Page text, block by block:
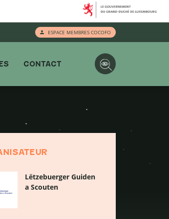
ESPACE MEMBRES COCOFO
CONTACT
Lëtzebuerger Guiden
a Scouten